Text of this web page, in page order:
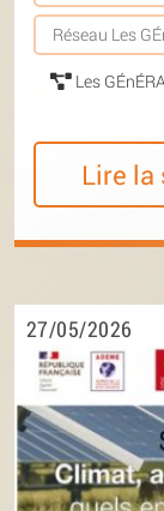
Réseau Les
Les
Lire
27/05/2026